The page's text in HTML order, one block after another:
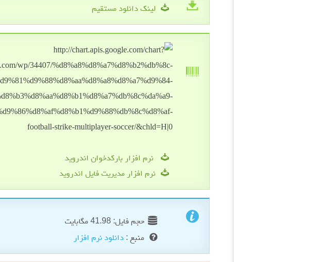
لینک دانلود مستقیم
نرم افزار بارکدخوان اندروید
نرم افزار مدیریت فایل اندروید
حجم فایل: 41.98 مگابایت
منبع : دانلود نرم افزار